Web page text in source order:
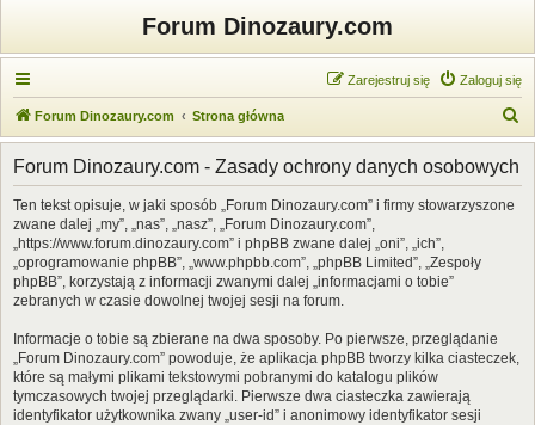
Forum Dinozaury.com
Zaloguj się
Zarejestruj się
Forum Dinozaury.com Strona główna
z
Forum Dinozaury.com - Zasady ochrony danych osobowych
Ten tekst opisuje, w jaki sposób „Forum Dinozaury.com” i firmy stowarzyszone
zwane dalej „my”, „nas”, „nasz”, „Forum Dinozaury.com”,
„https://www.forum.dinozaury.com” i phpBB zwane dalej „oni”, „ich”,
„oprogramowanie phpBB”, „www.phpbb.com”, „phpBB Limited”, „Zespoły
phpBB”, korzystają z informacji zwanymi dalej „informacjami o tobie”
zebranych w czasie dowolnej twojej sesji na forum.
Informacje o tobie są zbierane na dwa sposoby. Po pierwsze, przeglądanie
„Forum Dinozaury.com” powoduje, że aplikacja phpBB tworzy kilka ciasteczek,
które są małymi plikami tekstowymi pobranymi do katalogu plików
tymczasowych twojej przeglądarki. Pierwsze dwa ciasteczka zawierają
identyfikator użytkownika zwany „user-id” i anonimowy identyfikator sesji